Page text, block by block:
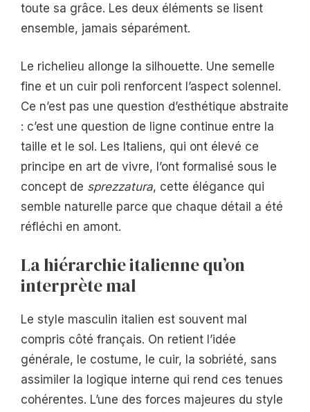
toute sa grâce. Les deux éléments se lisent
ensemble, jamais séparément.
Le richelieu allonge la silhouette. Une semelle
fine et un cuir poli renforcent l’aspect solennel.
Ce n’est pas une question d’esthétique abstraite
: c’est une question de ligne continue entre la
taille et le sol. Les Italiens, qui ont élevé ce
principe en art de vivre, l’ont formalisé sous le
concept de sprezzatura, cette élégance qui
semble naturelle parce que chaque détail a été
réfléchi en amont.
La hiérarchie italienne qu’on
interprète mal
Le style masculin italien est souvent mal
compris côté français. On retient l’idée
générale, le costume, le cuir, la sobriété, sans
assimiler la logique interne qui rend ces tenues
cohérentes. L’une des forces majeures du style